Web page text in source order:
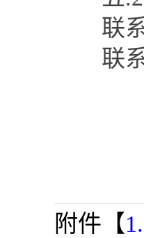
联系
联系
附件【